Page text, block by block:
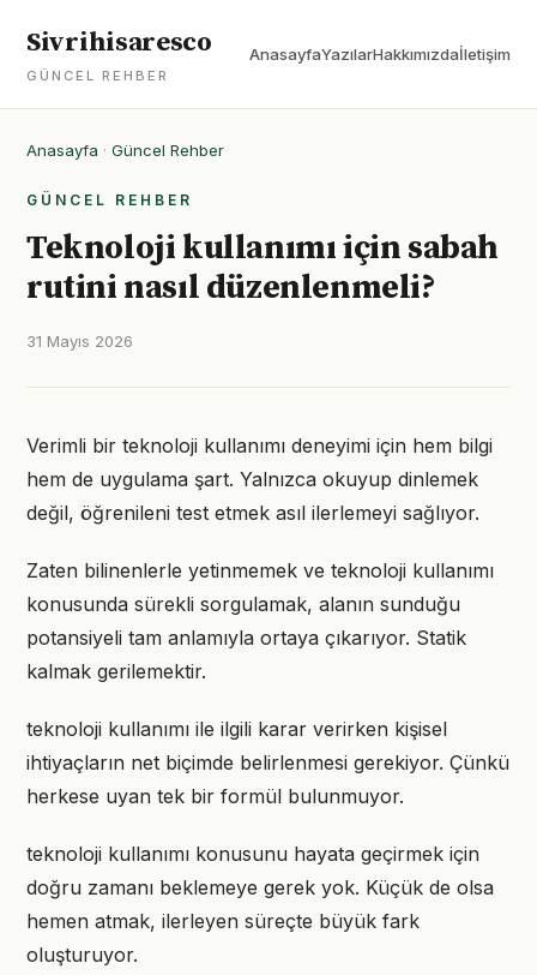
Sivrihisaresco
GÜNCEL REHBER
AnasayfaYazılarHakkımızdaİletişim
Anasayfa · Güncel Rehber
GÜNCEL REHBER
Teknoloji kullanımı için sabah
rutini nasıl düzenlenmeli?
31 Mayıs 2026
Verimli bir teknoloji kullanımı deneyimi için hem bilgi
hem de uygulama şart. Yalnızca okuyup dinlemek
değil, öğrenileni test etmek asıl ilerlemeyi sağlıyor.
Zaten bilinenlerle yetinmemek ve teknoloji kullanımı
konusunda sürekli sorgulamak, alanın sunduğu
potansiyeli tam anlamıyla ortaya çıkarıyor. Statik
kalmak gerilemektir.
teknoloji kullanımı ile ilgili karar verirken kişisel
ihtiyaçların net biçimde belirlenmesi gerekiyor. Çünkü
herkese uyan tek bir formül bulunmuyor.
teknoloji kullanımı konusunu hayata geçirmek için
doğru zamanı beklemeye gerek yok. Küçük de olsa
hemen atmak, ilerleyen süreçte büyük fark
oluşturuyor.